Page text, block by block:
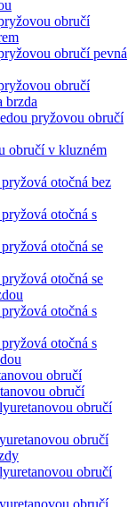
obručí
obručí pevná
obručí
brzda
pryžovou obručí
obručí v kluzném
otočná bez
otočná s
otočná se
otočná se
otočná s
otočná s
obručí
obručí
obručí
obručí
obručí
obručí